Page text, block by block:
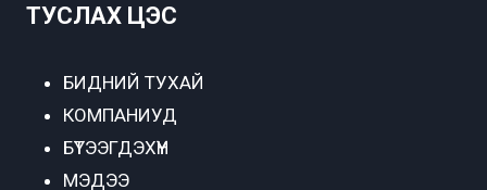
ТУСЛАХ ЦЭС
БИДНИЙ ТУХАЙ
КОМПАНИУД
БҮТЭЭГДЭХҮҮН
МЭДЭЭ